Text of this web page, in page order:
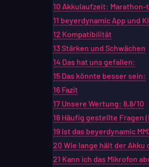
10 Akkulaufzeit: Marathon-
11 beyerdynamic App und
12 Kompatibilität
13Stärken und Schwächen
14 Das hat uns gefallen:
15 Das könnte besser sein:
16 Fazit
17 Unsere Wertung: 8,8/10
18 Häufig gestellte Fragen
19 Ist das beyerdynamic
20 Wie lange hält der Akku
21 Kann ich das Mikrofon